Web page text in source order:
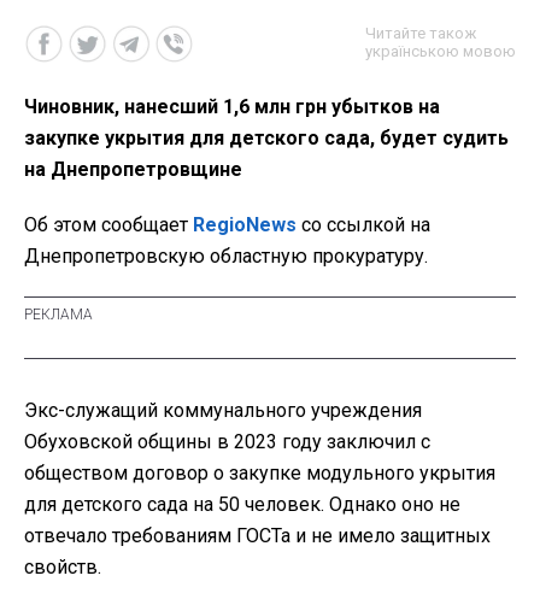
Читайте також
українською мовою
Чиновник, нанесший 1,6 млн грн убытков на
закупке укрытия для детского сада, будет судить
на Днепропетровщине
Об этом сообщает RegioNews со ссылкой на
Днепропетровскую областную прокуратуру.
Экс-служащий коммунального учреждения
Обуховской общины в 2023 году заключил с
обществом договор о закупке модульного укрытия
для детского сада на 50 человек. Однако оно не
отвечало требованиям ГОСТа и не имело защитных
свойств.